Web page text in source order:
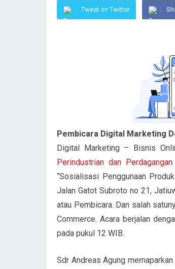
Tweet on Twitter
Pembicara Digital Marketing
Digital Marketing – Bisnis
Perindustrian dan Perdagangan
“Sosialisasi Penggunaan
Jalan Gatot Subroto no 21,
atau Pembicara. Dan salah
Commerce. Acara berjalan
pada pukul 12 WIB.
Sdr Andreas Agung